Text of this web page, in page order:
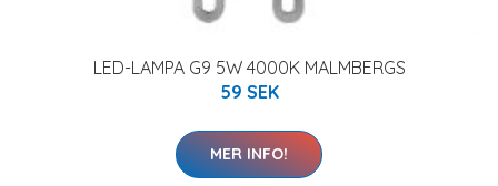
LED-LAMPA G9 5W 4000K MALMBERGS
59 SEK
MER INFO!